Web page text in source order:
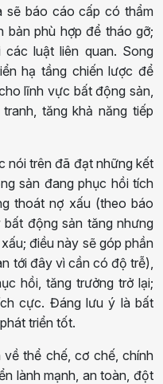
sẽ báo cáo cấp có thẩm
bản phù hợp để tháo gỡ;
luật liên quan. Song
hạ tầng chiến lược để
lĩnh vực bất động sản,
tăng khả năng tiếp
nói trên đã đạt những kết
sản đang phục hồi tích
thoát nợ xấu (theo báo
động sản tăng nhưng
điều này sẽ góp phần
tới đây vì cần có độ trễ),
hồi, tăng trưởng trở lại;
cực. Đáng lưu ý là bất
triển tốt.
thể chế, cơ chế, chính
lành mạnh, an toàn, đột